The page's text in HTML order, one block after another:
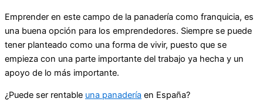
Emprender en este campo de la panadería como franquicia, es
una buena opción para los emprendedores. Siempre se puede
tener planteado como una forma de vivir, puesto que se
empieza con una parte importante del trabajo ya hecha y un
apoyo de lo más importante.
¿Puede ser rentable una panadería en España?